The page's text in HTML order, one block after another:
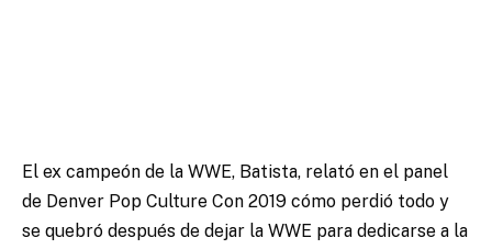
El ex campeón de la WWE, Batista, relató en el panel
de Denver Pop Culture Con 2019 cómo perdió todo y
se quebró después de dejar la WWE para dedicarse a la